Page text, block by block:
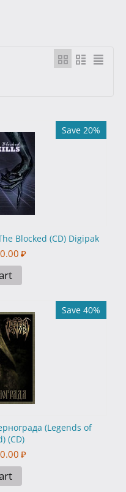
Save 20%
Blocked (CD) Digipak
₽
Save 40%
(Legends of
(CD)
₽